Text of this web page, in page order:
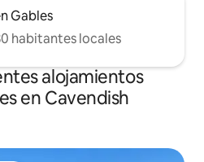
Gables
habitantes locales
alojamientos
en Cavendish